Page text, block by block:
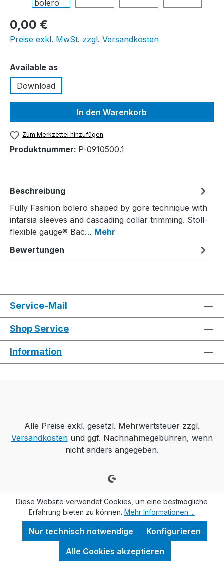
0,00 €
Preise exkl. MwSt. zzgl. Versandkosten
Available asauswählen
Download
In den Warenkorb
Zum Merkzettel hinzufügen
Produktnummer: P-0910500.1
Beschreibung
Fully Fashion bolero shaped by gore technique with
intarsia sleeves and cascading collar trimming. Stoll-
flexible gauge® Bac… Mehr
Bewertungen
Service-Mail
Shop Service
Information
Alle Preise exkl. gesetzl. Mehrwertsteuer zzgl.
Versandkostenund ggf. Nachnahmegebühren, wenn
nicht anders angegeben.
Diese Website verwendet Cookies, um eine bestmögliche
Erfahrung bieten zu können. Mehr Informationen ...
Nur technisch notwendige
Konfigurieren
Alle Cookies akzeptieren